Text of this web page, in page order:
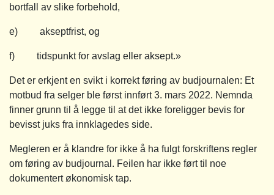
bortfall av slike forbehold,
e) akseptfrist, og
f) tidspunkt for avslag eller aksept.»
Det er erkjent en svikt i korrekt føring av budjournalen: Et
motbud fra selger ble først innført 3. mars 2022. Nemnda
finner grunn til å legge til at det ikke foreligger bevis for
bevisst juks fra innklagedes side.
Megleren er å klandre for ikke å ha fulgt forskriftens regler
om føring av budjournal. Feilen har ikke ført til noe
dokumentert økonomisk tap.